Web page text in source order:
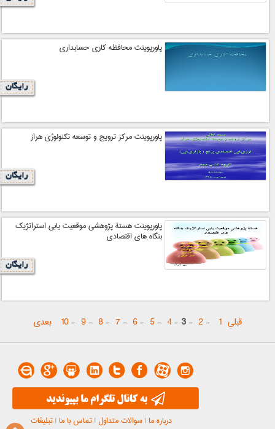
پاورپوینت محافظه کاری حسابداری
رایگان
پاورپوینت مركز ترويج و توسعه تكنولوژي هراز
رایگان
پاورپوینت هستة پژوهشی موقعیت یابی استراتژیک
بنگاه های اقتصادی
رایگان
قبلی 1
-
2
-
3
-
4
-
5
-
6
-
7
-
8
-
9
-
10 بعدی
درباره ما |سوالات متداول |تماس با ما |تبلیغات